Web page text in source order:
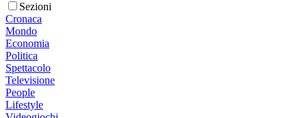
Sezioni
Cronaca
Mondo
Economia
Politica
Spettacolo
Televisione
People
Lifestyle